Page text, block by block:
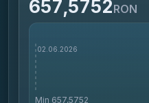
657,5752RON
Min 657,5752